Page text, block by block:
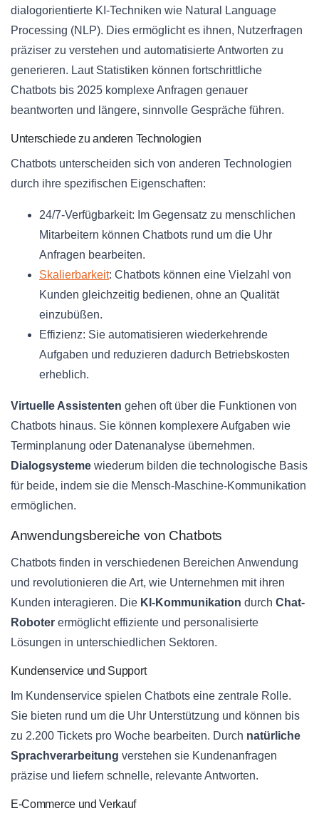
dialogorientierte KI-Techniken wie Natural Language
Processing (NLP). Dies ermöglicht es ihnen, Nutzerfragen
präziser zu verstehen und automatisierte Antworten zu
generieren. Laut Statistiken können fortschrittliche
Chatbots bis 2025 komplexe Anfragen genauer
beantworten und längere, sinnvolle Gespräche führen.
Unterschiede zu anderen Technologien
Chatbots unterscheiden sich von anderen Technologien
durch ihre spezifischen Eigenschaften:
24/7-Verfügbarkeit: Im Gegensatz zu menschlichen
Mitarbeitern können Chatbots rund um die Uhr
Anfragen bearbeiten.
Skalierbarkeit: Chatbots können eine Vielzahl von
Kunden gleichzeitig bedienen, ohne an Qualität
einzubüßen.
Effizienz: Sie automatisieren wiederkehrende
Aufgaben und reduzieren dadurch Betriebskosten
erheblich.
Virtuelle Assistenten gehen oft über die Funktionen von
Chatbots hinaus. Sie können komplexere Aufgaben wie
Terminplanung oder Datenanalyse übernehmen.
Dialogsysteme wiederum bilden die technologische Basis
für beide, indem sie die Mensch-Maschine-Kommunikation
ermöglichen.
Anwendungsbereiche von Chatbots
Chatbots finden in verschiedenen Bereichen Anwendung
und revolutionieren die Art, wie Unternehmen mit ihren
Kunden interagieren. Die KI-Kommunikation durch Chat-
Roboter ermöglicht effiziente und personalisierte
Lösungen in unterschiedlichen Sektoren.
Kundenservice und Support
Im Kundenservice spielen Chatbots eine zentrale Rolle.
Sie bieten rund um die Uhr Unterstützung und können bis
zu 2.200 Tickets pro Woche bearbeiten. Durch natürliche
Sprachverarbeitung verstehen sie Kundenanfragen
präzise und liefern schnelle, relevante Antworten.
E-Commerce und Verkauf